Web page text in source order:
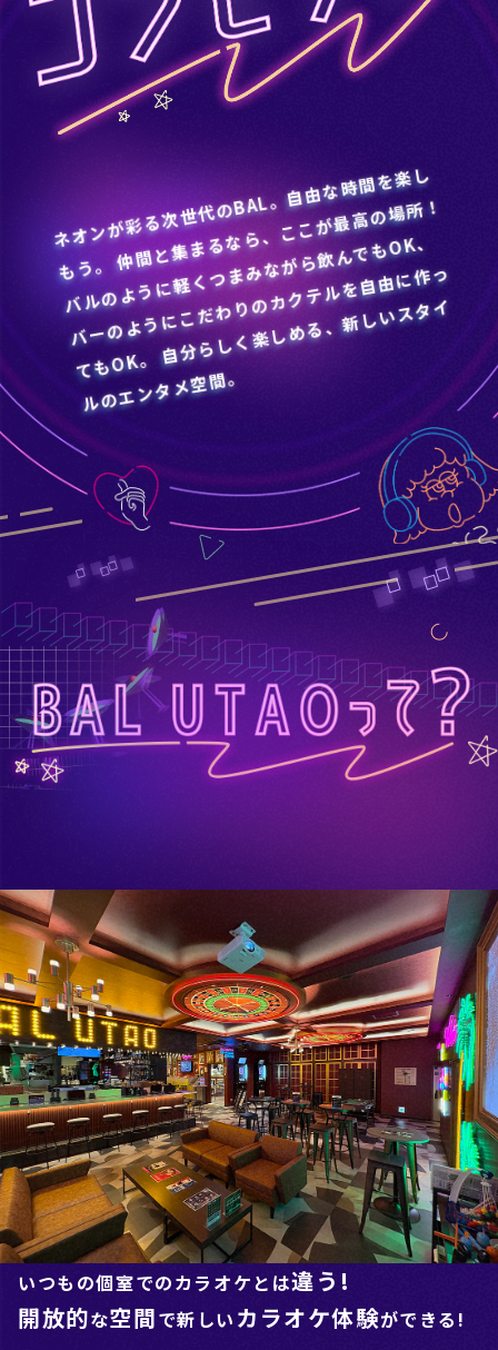
ネ
オ
ン
が
彩
る
次
世
代
のBAL
。
自
由
な
時
間
を
楽
し
も
う
。
仲
間
と
集
ま
る
な
ら
、
こ
こ
が
最
高
の
場
所
！
バ
ル
の
よ
う
に
軽
く
つ
ま
み
な
が
ら
飲
ん
で
も
OK
、
バ
ー
の
よ
う
に
こ
だ
わ
り
の
カ
ク
テ
ル
を
自
由
に
作
っ
て
も
OK
。
自
分
ら
し
く
楽
し
め
る
、
新
し
い
ス
タ
イ
ル
の
エ
ン
タ
メ
空
間
。
いつもの個室でのカラオケとは違う!
開放的な空間で新しい カラオケ体験ができる!